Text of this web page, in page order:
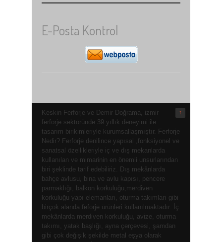
E-Posta Kontrol
↑
Keskin Ferforje ve Demir Doğrama, izmir
ferforje sektöründe 39 yıllık deneyimi ile
tasarım birikimleriyle kurumsallaşmıştır. Ferforje
Nedir? Ferforje denilince yapısal ,fonksiyonel ve
sanatsal özellikleriyle iç ve dış mekanlarda
kullanılan ve mimarinin en önemli unsurlarından
biri şeklinde tarif edebiliriz. Dış mekânlarda
bahçe avlusu, bina ve avlu kapısı, pencere
parmaklığı, balkon korkuluğu,merdiven
korkuluğu yapı elemanları, oturma takımları gibi
birçok alanda feforje ürünleri kullanılmaktadır. İç
mekânlarda merdiven korkuluğu, avize, oturma
takımı, yatak başlığı, ayna çerçevesi, şamdan
gibi çok değişik şekilde metal eşya olarak